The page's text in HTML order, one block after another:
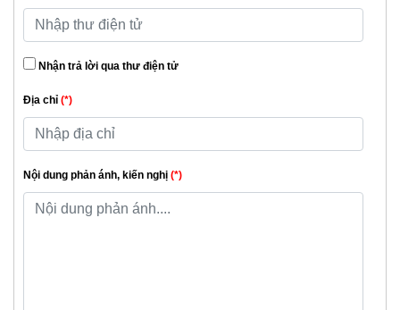
Nhận trả lời qua thư điện tử
Địa chỉ (*)
Nội dung phản ánh, kiến nghị (*)